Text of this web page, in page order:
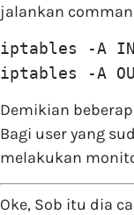
jalankan
iptables -A
iptables -A
Demikian
Bagi user yang
melakukan
Oke, Sob itu dia